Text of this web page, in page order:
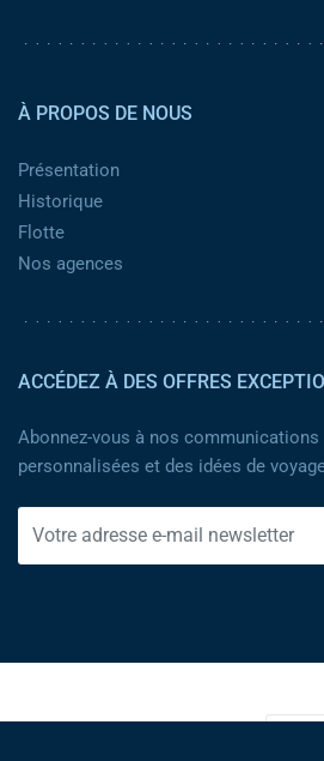
À PROPOS DE NOUS
Présentation
Historique
Flotte
Nos agences
ACCÉDEZ À DES OFFRES
Abonnez-vous à nos
personnalisées et des idées de